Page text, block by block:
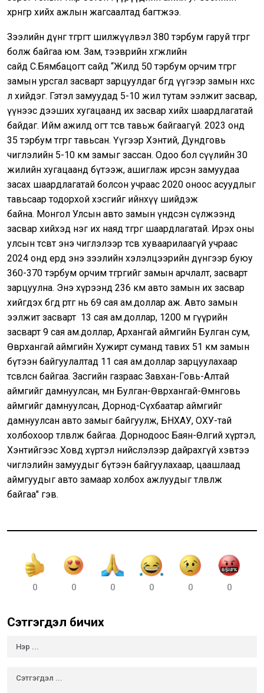
хөрөнгөөр хийх ажлын жагсаалтад багтжээ.
Зээлийн дүнг төгрөгт шилжүүлвэл 380 тэрбум гаруй төгрөг
болж байгаа юм. Зам, тээврийн хөгжлийн
сайд С.Бямбацогт сайд “Жилд 50 тэрбум орчим төгрөг
замын урсгал засварт зарцуулдаг бөгөөд үүгээр замын нөхөөс
л хийдэг. Гэтэл замуудад 5-10 жил тутам ээлжит засвар,
үүнээс дээших хугацаанд их засвар хийх шаардлагатай
байдаг. Ийм ажилд огт төсөв тавьж байгаагүй. 2023 онд
35 тэрбум төгрөг тавьсан. Үүгээр Хэнтий, Дундговь
чиглэлийн 5-10 км замыг зассан. Одоо бол сүүлийн 30
жилийн хугацаанд бүтээж, ашиглаж ирсэн замуудаа
засах шаардлагатай болсон учраас 2020 оноос асуудлыг
тавьсаар тодорхой хэсгийг ийнхүү шийдэж
байна. Монгол Улсын авто замын үндсэн сүлжээнд
засвар хийхэд нэг их наяд төгрөг шаардлагатай. Ирэх оны
улсын төсөвт энэ чиглэлээр төсөв хуваарилаагүй учраас
2024 онд ердөө энэ зээлийн хэлэлцээрийн дүнгээр буюу
360-370 тэрбум орчим төгрөгийг замын арчлалт, засварт
зарцуулна. Энэ хүрээнд 236 км авто замын их засвар
хийгдэх бөгөөд өртөг нь 69 сая ам.доллар аж. Авто замын
ээлжит засварт 13 сая ам.доллар, 1200 м гүүрийн
засварт 9 сая ам.доллар, Архангай аймгийн Булган сум,
Өвөрхангай аймгийн Хужирт суманд тавих 51 км замын
бүтээн байгуулалтад 11 сая ам.доллар зарцуулахаар
төсөвлөсөн байгаа. Засгийн газраас Завхан-Говь-Алтай
аймгийг дамнуулсан, мөн Булган-Өвөрхангай-Өмнөговь
аймгийг дамнуулсан, Дорнод-Сүхбаатар аймгийг
дамнуулсан авто замыг байгуулж, БНХАУ, ОХУ-тай
холбохоор төлөвлөж байгаа. Дорнодоос Баян-Өлгий хүртэл,
Хэнтийгээс Ховд хүртэл нийслэлээр дайрахгүй хэвтээ
чиглэлийн замуудыг бүтээн байгуулахаар, цаашлаад
аймгуудыг авто замаар холбох ажлуудыг төлөвлөж
байгаа" гэв.
0 0 0 0 0 0
Сэтгэгдэл бичих